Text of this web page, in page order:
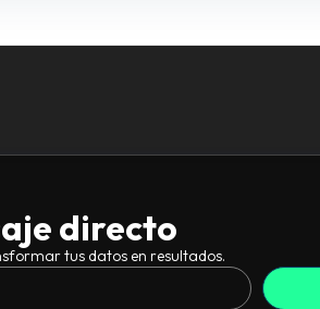
directo
tus datos en resultados.